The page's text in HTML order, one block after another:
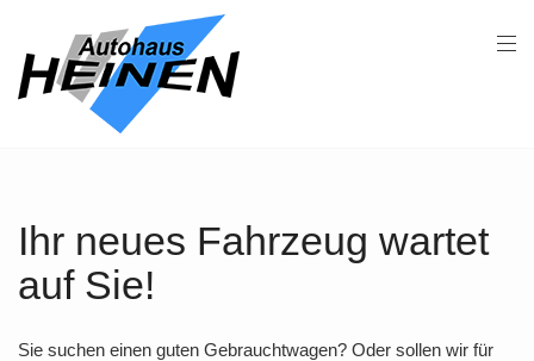
Ihr neues Fahrzeug wartet
auf Sie!
Sie suchen einen guten Gebrauchtwagen? Oder sollen wir für